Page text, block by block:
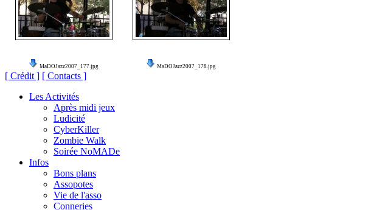
MaDOJazz2007_177.jpg MaDOJazz2007_178.jpg
[ Crédit ] [ Contacts ]
Les Activités
Après midi jeux
Ludicité
CyberKiller
Zombie Walk
Soirée NoMADe
Infos
Bons plans
Assopotes
Vie de l'asso
Conneries